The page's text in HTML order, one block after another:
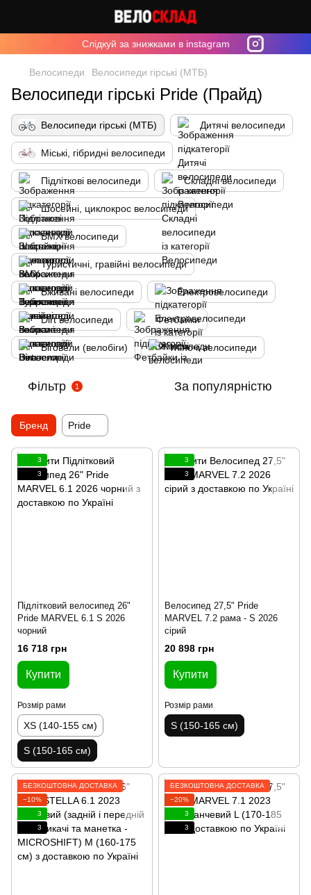
Cлідкуй за знижками в instagram
Велосипеди Велосипеди гірські (МТБ)
Велосипеди гірські Pride (Прайд)
Велосипеди гірські (МТБ) Дитячі велосипеди
Міські, гібридні велосипеди
Підліткові велосипеди Складні велосипеди
Шосейні, циклокрос велосипеди
BMX велосипеди
Туристичні, гравійні велосипеди
Вживані велосипеди Електровелосипеди
Dirt велосипеди Фетбайки
Біговели (велобіги) Жіночі велосипеди
Фільтр 1 За популярністю
Бренд Pride
3
3
Підлітковий велосипед 26"
Pride MARVEL 6.1 S 2026
чорний
16 718 грн
Купити
Розмір рами
XS (140-155 см)
S (150-165 см)
3
3
Велосипед 27,5" Pride
MARVEL 7.2 рама - S 2026
сірий
20 898 грн
Купити
Розмір рами
S (150-165 см)
БЕЗКОШТОВНА ДОСТАВКА
−10%
3
3
БЕЗКОШТОВНА ДОСТАВКА
−20%
3
3